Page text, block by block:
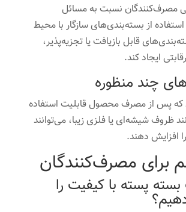
مصرف‌کنندگان نسبت به مسائل
از بسته‌بندی‌های سازگار با محیط
قابل بازیافت یا تجزیه‌پذیر،
ایجاد کند.
چند منظوره
که پس از مصرف محصول قابلیت استفاده
ظروف شیشه‌ای یا فلزی زیبا، می‌توانند
افزایش دهند.
برای مصرف‌کنندگان
پسته با کیفیت را